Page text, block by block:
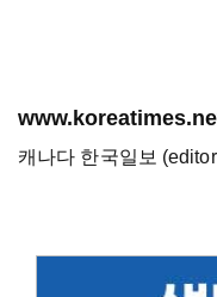
캐나다 한국일보